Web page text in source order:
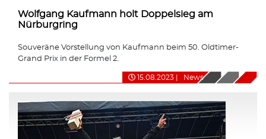
Wolfgang Kaufmann holt Doppelsieg am
Nürburgring
Souveräne Vorstellung von Kaufmann beim 50. Oldtimer-
Grand Prix in der Formel 2.
15.08.2023 News